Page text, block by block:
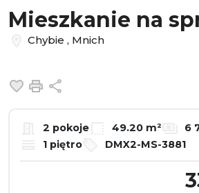
Mieszkanie na
Chybie , Mnich
Dodaj do ulubionych
Drukuj
2 pokoje 49.20 m² 6
1 piętro DMX2-MS-3881